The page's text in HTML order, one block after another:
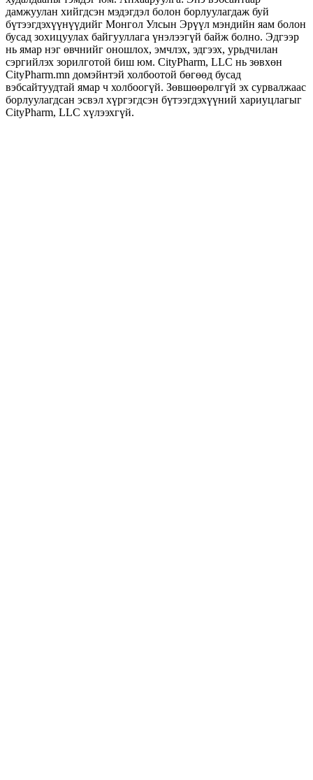
дамжуулан хийгдсэн мэдэгдэл болон борлуулагдаж буй
бүтээгдэхүүнүүдийг Монгол Улсын Эрүүл мэндийн яам болон
бусад зохицуулах байгууллага үнэлээгүй байж болно. Эдгээр
нь ямар нэг өвчнийг оношлох, эмчлэх, эдгээх, урьдчилан
сэргийлэх зорилготой биш юм. CityPharm, LLC нь зөвхөн
CityPharm.mn домэйнтэй холбоотой бөгөөд бусад
вэбсайтуудтай ямар ч холбоогүй. Зөвшөөрөлгүй эх сурвалжаас
борлуулагдсан эсвэл хүргэгдсэн бүтээгдэхүүний хариуцлагыг
CityPharm, LLC хүлээхгүй.